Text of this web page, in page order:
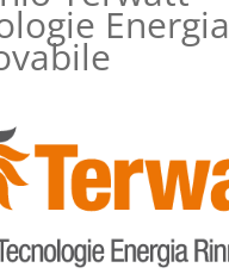
Energia